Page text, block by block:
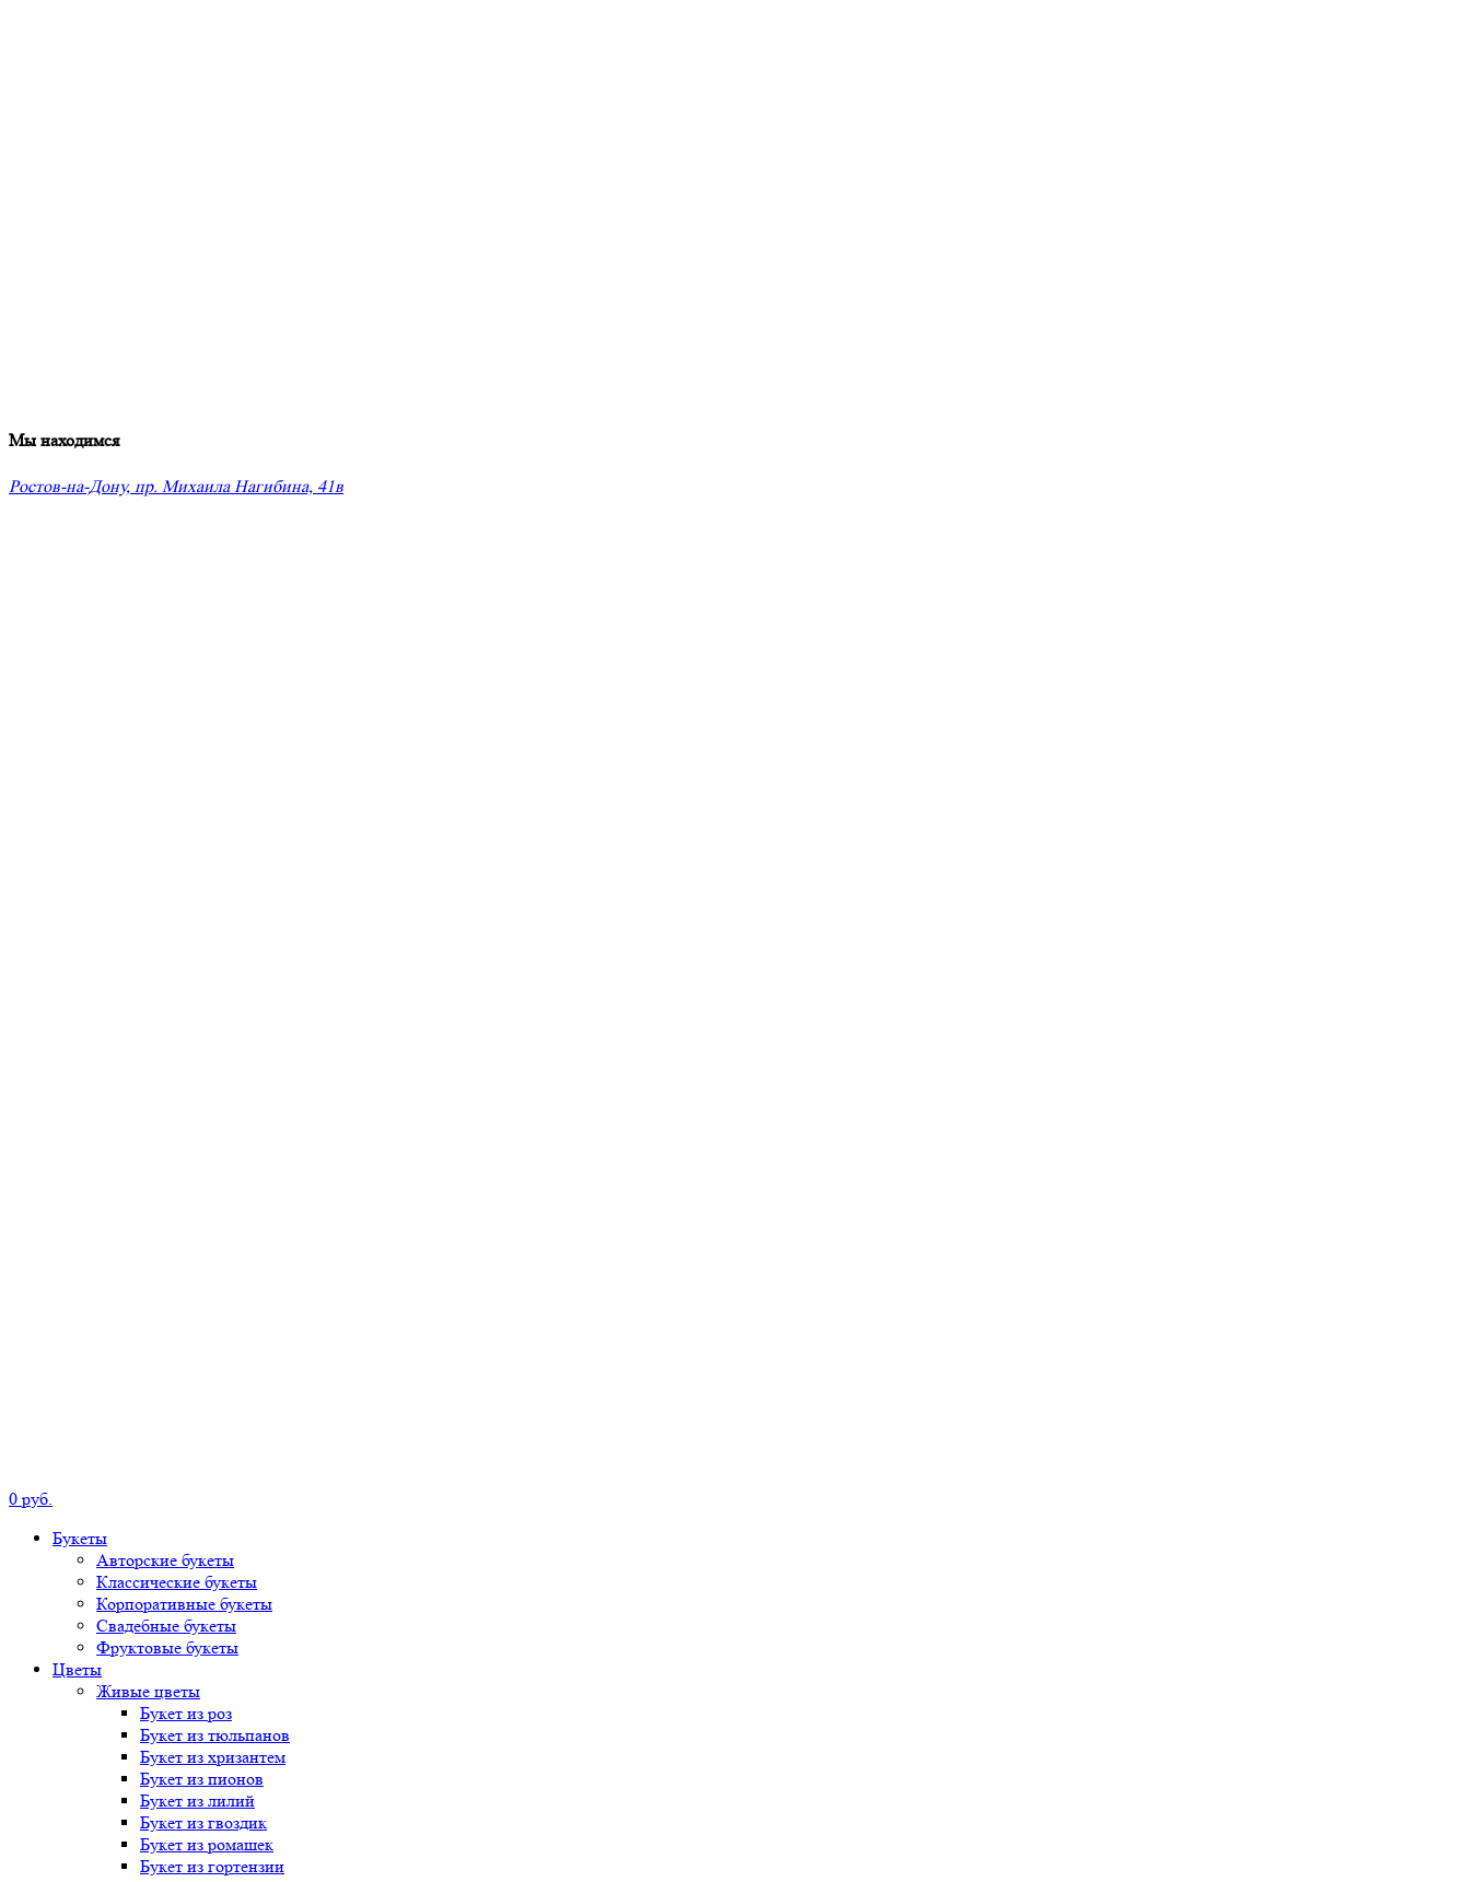
Мы находимся
Ростов-на-Дону, пр. Михаила Нагибина, 41в
0 руб.
Букеты
Авторские букеты
Классические букеты
Корпоративные букеты
Свадебные букеты
Фруктовые букеты
Цветы
Живые цветы
Букет из роз
Букет из тюльпанов
Букет из хризантем
Букет из пионов
Букет из лилий
Букет из гвоздик
Букет из ромашек
Букет из гортензии